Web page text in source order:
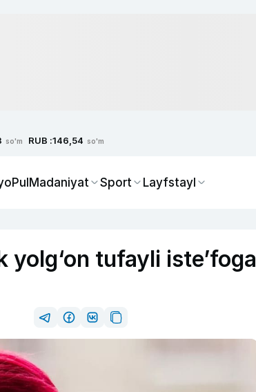
so'm RUB :146,54 so'm
PulMadaniyat Sport Layfstayl
tufayli iste’foga